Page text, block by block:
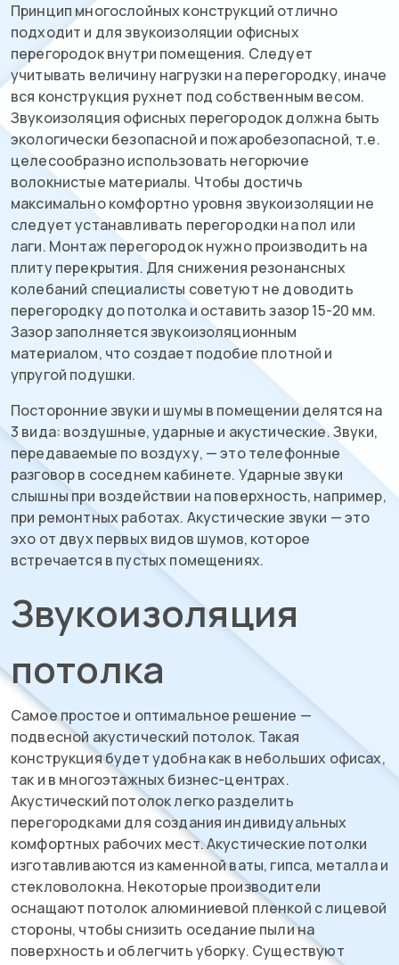
Принцип многослойных конструкций отлично
подходит и для звукоизоляции офисных
перегородок внутри помещения. Следует
учитывать величину нагрузки на перегородку, иначе
вся конструкция рухнет под собственным весом.
Звукоизоляция офисных перегородок должна быть
экологически безопасной и пожаробезопасной, т.е.
целесообразно использовать негорючие
волокнистые материалы. Чтобы достичь
максимально комфортно уровня звукоизоляции не
следует устанавливать перегородки на пол или
лаги. Монтаж перегородок нужно производить на
плиту перекрытия. Для снижения резонансных
колебаний специалисты советуют не доводить
перегородку до потолка и оставить зазор 15-20 мм.
Зазор заполняется звукоизоляционным
материалом, что создает подобие плотной и
упругой подушки.
Посторонние звуки и шумы в помещении делятся на
3 вида: воздушные, ударные и акустические. Звуки,
передаваемые по воздуху, — это телефонные
разговор в соседнем кабинете. Ударные звуки
слышны при воздействии на поверхность, например,
при ремонтных работах. Акустические звуки — это
эхо от двух первых видов шумов, которое
встречается в пустых помещениях.
Звукоизоляция
потолка
Самое простое и оптимальное решение —
подвесной акустический потолок. Такая
конструкция будет удобна как в небольших офисах,
так и в многоэтажных бизнес-центрах.
Акустический потолок легко разделить
перегородками для создания индивидуальных
комфортных рабочих мест. Акустические потолки
изготавливаются из каменной ваты, гипса, металла и
стекловолокна. Некоторые производители
оснащают потолок алюминиевой пленкой с лицевой
стороны, чтобы снизить оседание пыли на
поверхность и облегчить уборку. Существуют